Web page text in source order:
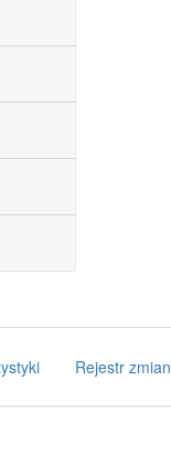
Rejestr zmian